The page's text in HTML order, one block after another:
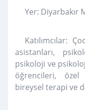
Yer: Diyarbakır
Katılımcılar:
asistanları,
psikoloji ve
öğrencileri, özel
bireysel terapi ve